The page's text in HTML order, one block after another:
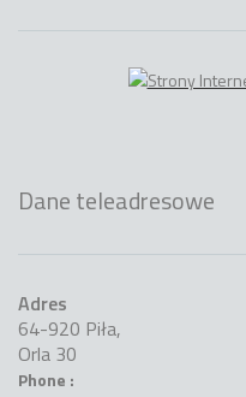
Dane teleadresowe
Adres
64-920 Piła,
Orla 30
Phone :